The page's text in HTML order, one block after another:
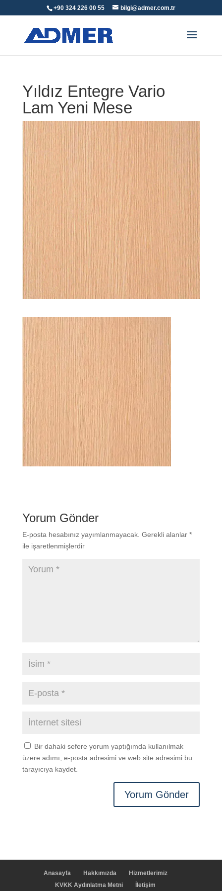
+90 324 226 00 55 bilgi@admer.com.tr
Yıldız Entegre Vario
Lam Yeni Mese
Yorum Gönder
E-posta hesabınız yayımlanmayacak. Gerekli alanlar *
ile işaretlenmişlerdir
Bir dahaki sefere yorum yaptığımda kullanılmak
üzere adımı, e-posta adresimi ve web site adresimi bu
tarayıcıya kaydet.
Anasayfa Hakkımızda
Hizmetlerimiz
KVKK Aydınlatma Metni
İletişim